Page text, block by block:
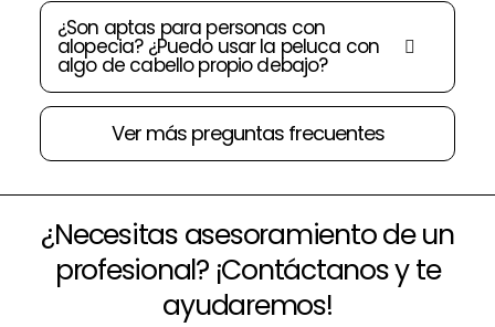
¿Son aptas para personas con
alopecia? ¿Puedo usar la peluca con
algo de cabello propio debajo?
Ver más preguntas frecuentes
¿Necesitas asesoramiento de un
profesional? ¡Contáctanos y te
ayudaremos!